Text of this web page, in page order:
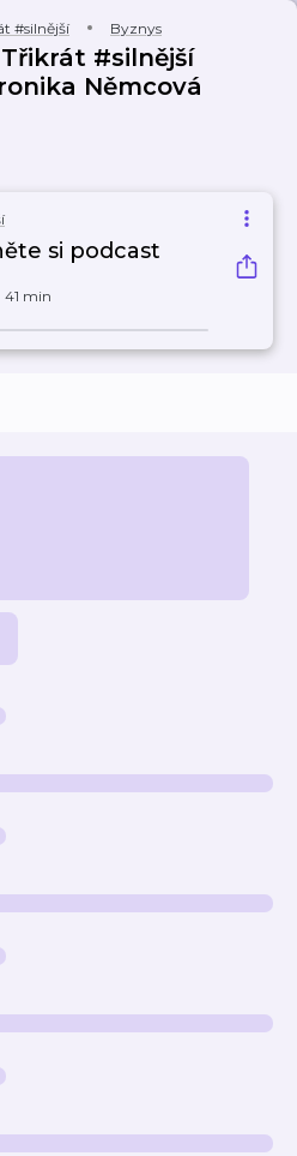
#silnější Byznys
Třikrát #silnější
Němcová
si podcast
41 min